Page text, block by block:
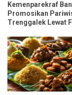
Kemenparekraf
Promosikan
Trenggalek Lewat
Media Nasional